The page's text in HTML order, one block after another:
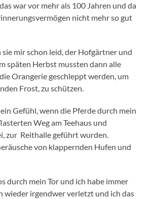
war vor mehr als 100 Jahren und da
nicht mehr so gut
mir schon leid, der Hofgärtner und
späten Herbst mussten dann alle
Orangerie geschleppt werden, um
Frost, zu schützen.
Gefühl, wenn die Pferde durch mein
Weg am Teehaus und
zur Reithalle geführt wurden.
von klappernden Hufen und
durch mein Tor und ich habe immer
wieder irgendwer verletzt und ich das